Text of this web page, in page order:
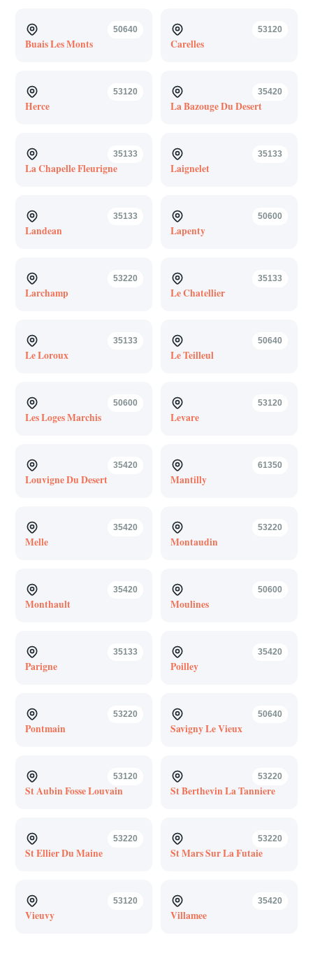
50640
Buais Les Monts
53120
Carelles
53120
Herce
35420
La Bazouge Du Desert
35133
La Chapelle Fleurigne
35133
Laignelet
35133
Landean
50600
Lapenty
53220
Larchamp
35133
Le Chatellier
35133
Le Loroux
50640
Le Teilleul
50600
Les Loges Marchis
53120
Levare
35420
Louvigne Du Desert
61350
Mantilly
35420
Melle
53220
Montaudin
35420
Monthault
50600
Moulines
35133
Parigne
35420
Poilley
53220
Pontmain
50640
Savigny Le Vieux
53120
St Aubin Fosse Louvain
53220
St Berthevin La Tanniere
53220
St Ellier Du Maine
53220
St Mars Sur La Futaie
53120
Vieuvy
35420
Villamee